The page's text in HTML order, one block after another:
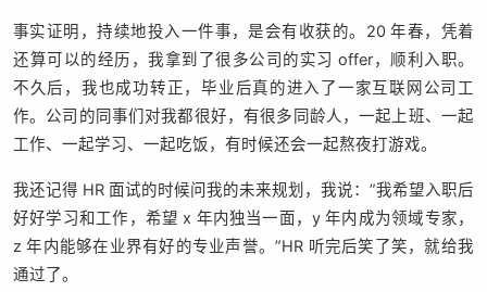
事实证明，持续地投入一件事，是会有收获的。20 年春，凭着
还算可以的经历，我拿到了很多公司的实习 offer，顺利入职。
不久后，我也成功转正，毕业后真的进入了一家互联网公司工
作。公司的同事们对我都很好，有很多同龄人，一起上班、一起
工作、一起学习、一起吃饭，有时候还会一起熬夜打游戏。
我还记得 HR 面试的时候问我的未来规划，我说：”我希望入职后
好好学习和工作，希望 x 年内独当一面，y 年内成为领域专家，
z 年内能够在业界有好的专业声誉。”HR 听完后笑了笑，就给我
通过了。